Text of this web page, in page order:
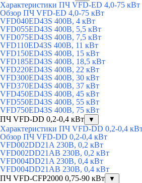
Характеристики ПЧ VFD-ED 4,0-75 кВт
Обзор ПЧ VFD-ED 4,0-75 кВт
VFD040ED43S 400В, 4 кВт
VFD055ED43S 400В, 5,5 кВт
VFD075ED43S 400В, 7,5 кВт
VFD110ED43S 400В, 11 кВт
VFD150ED43S 400В, 15 кВт
VFD185ED43S 400В, 18,5 кВт
VFD220ED43S 400В, 22 кВт
VFD300ED43S 400В, 30 кВт
VFD370ED43S 400В, 37 кВт
VFD450ED43S 400В, 45 кВт
VFD550ED43S 400В, 55 кВт
VFD750ED43S 400В, 75 кВт
ПЧ VFD-DD 0,2-0,4 кВт
▼
Характеристики ПЧ VFD-DD 0,2-0,4
Обзор ПЧ VFD-DD 0,2-0,4 кВт
VFD002DD21A 230В, 0,2 кВт
VFD002DD21AB 230В, 0,2 кВт
VFD004DD21A 230В, 0,4 кВт
VFD004DD21AB 230В, 0,4 кВт
ПЧ VFD-CFP2000 0,75-90 кВт
▼